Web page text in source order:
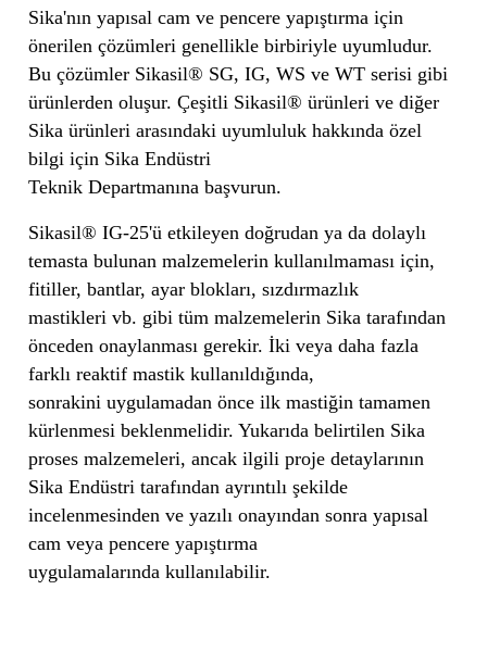
Sika'nın yapısal cam ve pencere yapıştırma için
önerilen çözümleri genellikle birbiriyle uyumludur.
Bu çözümler Sikasil® SG, IG, WS ve WT serisi gibi
ürünlerden oluşur. Çeşitli Sikasil® ürünleri ve diğer
Sika ürünleri arasındaki uyumluluk hakkında özel
bilgi için Sika Endüstri
Teknik Departmanına başvurun.
Sikasil® IG-25'ü etkileyen doğrudan ya da dolaylı
temasta bulunan malzemelerin kullanılmaması için,
fitiller, bantlar, ayar blokları, sızdırmazlık
mastikleri vb. gibi tüm malzemelerin Sika tarafından
önceden onaylanması gerekir. İki veya daha fazla
farklı reaktif mastik kullanıldığında,
sonrakini uygulamadan önce ilk mastiğin tamamen
kürlenmesi beklenmelidir. Yukarıda belirtilen Sika
proses malzemeleri, ancak ilgili proje detaylarının
Sika Endüstri tarafından ayrıntılı şekilde
incelenmesinden ve yazılı onayından sonra yapısal
cam veya pencere yapıştırma
uygulamalarında kullanılabilir.